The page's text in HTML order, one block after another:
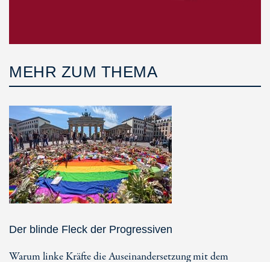
MEHR ZUM THEMA
Der blinde Fleck der Progressiven
Warum linke Kräfte die Auseinandersetzung mit dem